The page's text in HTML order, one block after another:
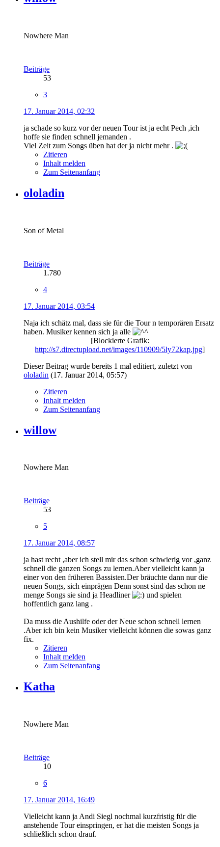
Nowhere Man
Beiträge
53
3
17. Januar 2014, 02:32
ja schade so kurz vor der neuen Tour ist ja echt Pech ,ich
hoffe sie finden schnell jemanden .
Viel Zeit zum Songs üben hat der ja nicht mehr .
Zitieren
Inhalt melden
Zum Seitenanfang
ololadin
Son of Metal
Beiträge
1.780
4
17. Januar 2014, 03:54
Naja ich schätz mal, dass sie für die Tour n temporären Ersatz
haben. Musiker kennen sich ja alle
[Blockierte Grafik:
http://s7.directupload.net/images/110909/5ly72kap.jpg]
Dieser Beitrag wurde bereits 1 mal editiert, zuletzt von
ololadin (17. Januar 2014, 05:57)
Zitieren
Inhalt melden
Zum Seitenanfang
willow
Nowhere Man
Beiträge
53
5
17. Januar 2014, 08:57
ja hast recht ,aber ich stell mir das schon schwierig vor ,ganz
schnell die ganzen Songs zu lernen.Aber vielleicht kann ja
einer von den früheren Bassisten.Der bräuchte dann nur die
neuen Songs, sich einprägen Denn sonst sind das schon ne
menge Songs sie sind ja Headliner
und spielen
hoffentlich ganz lang .
Da muss die Aushilfe oder der Neue schon schnell lernen
.Aber ich bin kein Musiker vielleicht können die sowas ganz
fix.
Zitieren
Inhalt melden
Zum Seitenanfang
Katha
Nowhere Man
Beiträge
10
6
17. Januar 2014, 16:49
Vielleicht kann ja Andi Siegl nochmal kurzfristig für die
anstehende Tour einspringen, er hat die meisten Songs ja
schließlich schon drauf.